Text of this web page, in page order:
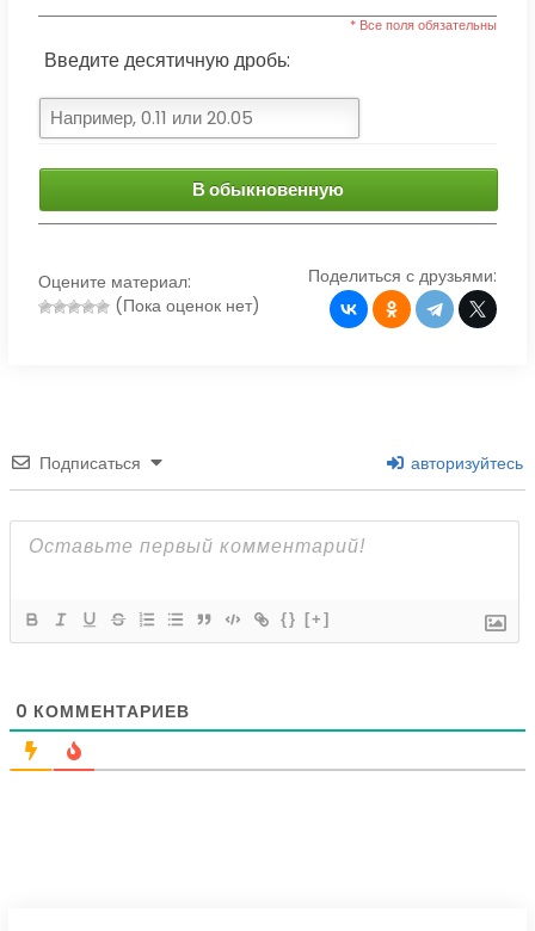
* Все поля обязательны
Введите десятичную дробь:
В обыкновенную
Оцените материал:
(Пока оценок нет)
Поделиться с друзьями:
Подписаться авторизуйтесь
{} [+]
0 КОММЕНТАРИЕВ